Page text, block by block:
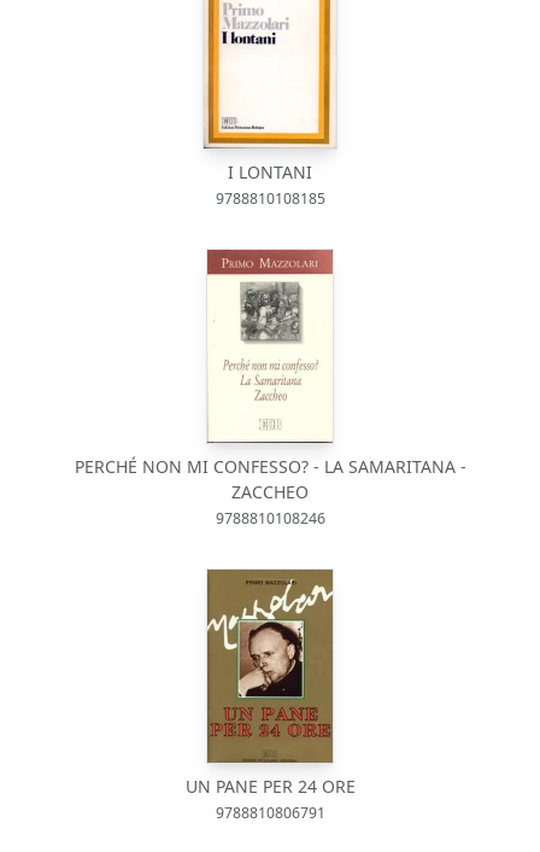
I LONTANI
9788810108185
PERCHÉ NON MI CONFESSO? - LA SAMARITANA -
ZACCHEO
9788810108246
UN PANE PER 24 ORE
9788810806791